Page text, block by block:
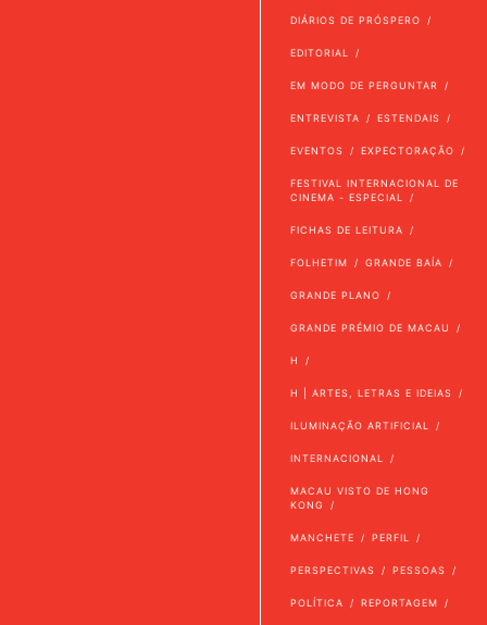
DIÁRIOS DE PRÓSPERO
EDITORIAL
EM MODO DE PERGUNTAR
ENTREVISTA ESTENDAIS
EVENTOS EXPECTORAÇÃO
FESTIVAL INTERNACIONAL DE
CINEMA - ESPECIAL
FICHAS DE LEITURA
FOLHETIM GRANDE BAÍA
GRANDE PLANO
GRANDE PRÉMIO DE MACAU
H
H | ARTES, LETRAS E IDEIAS
ILUMINAÇÃO ARTIFICIAL
INTERNACIONAL
MACAU VISTO DE HONG
KONG
MANCHETE PERFIL
PERSPECTIVAS PESSOAS
POLÍTICA REPORTAGEM